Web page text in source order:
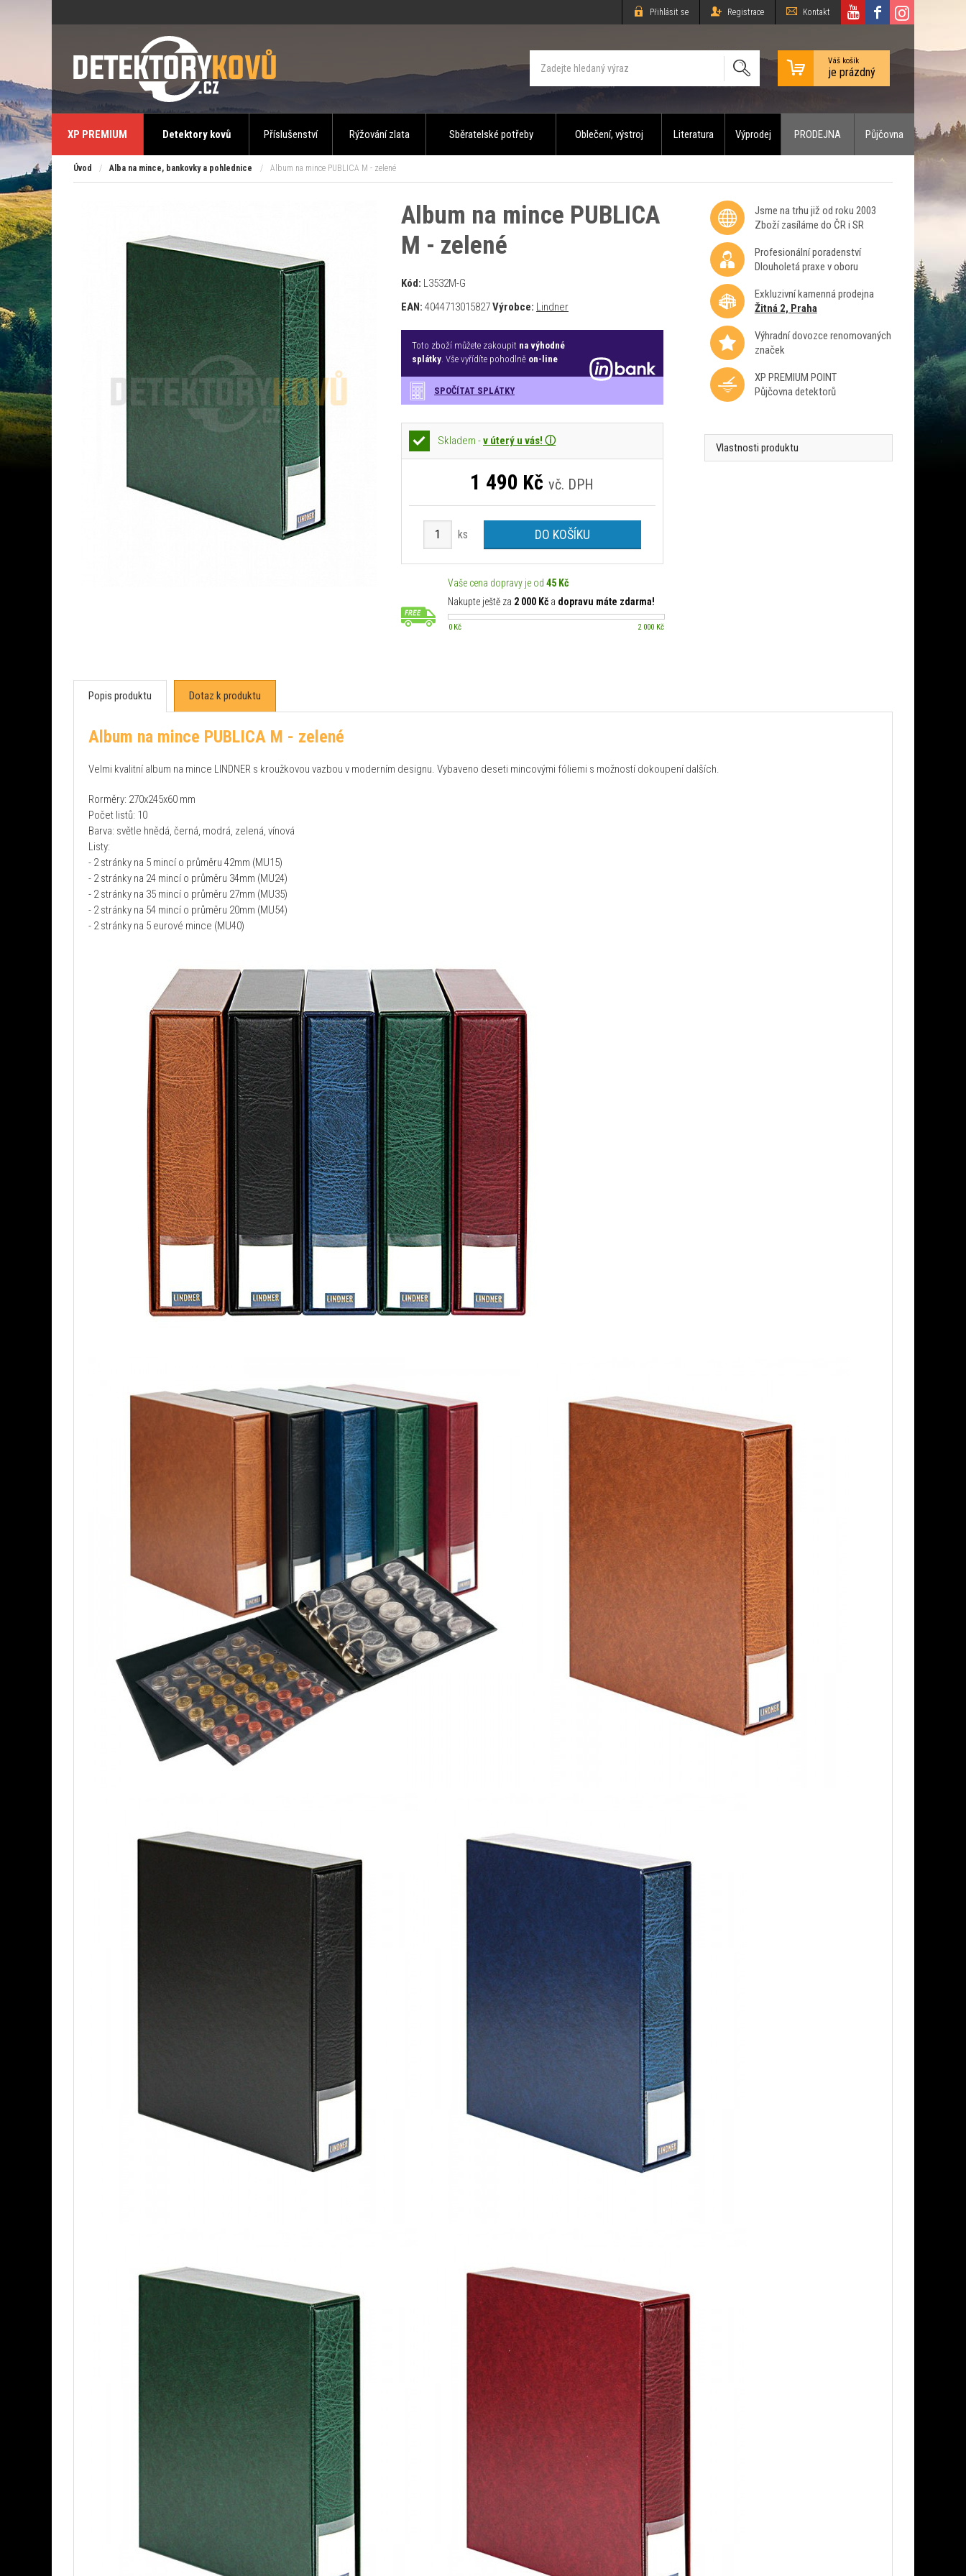
Přihlásit se Registrace Kontakt
Váš košík
je prázdný
XP PREMIUM Detektory kovů Příslušenství Rýžování zlata Sběratelské potřeby Oblečení, výstroj Literatura Výprodej PRODEJNA Půjčovna
Úvod / Alba na mince, bankovky a pohlednice / Album na mince PUBLICA M - zelené
Album na mince PUBLICA
M - zelené
Kód: L3532M-G
EAN: 4044713015827Výrobce: Lindner
Toto zboží můžete zakoupit na výhodné
splátky. Vše vyřídíte pohodlně on-line
SPOČÍTAT SPLÁTKY
Skladem -v úterý u vás! ⓘ
1 490 Kč vč. DPH
ks DO KOŠÍKU
Vaše cena dopravy je od 45 Kč
Nakupte ještě za 2 000 Kča dopravu máte zdarma!
0 Kč 2 000 Kč
Jsme na trhu již od roku 2003
Zboží zasíláme do ČR i SR
Profesionální poradenství
Dlouholetá praxe v oboru
Exkluzivní kamenná prodejna
Žitná 2, Praha
Výhradní dovozce renomovaných
značek
XP PREMIUM POINT
Půjčovna detektorů
Vlastnosti produktu
Popis produktu Dotaz k produktu
Album na mince PUBLICA M - zelené
Velmi kvalitní album na mince LINDNER s kroužkovou vazbou v moderním designu. Vybaveno deseti mincovými fóliemi s možností dokoupení dalších.
Rorměry: 270x245x60 mm
Počet listů: 10
Barva: světle hnědá, černá, modrá, zelená, vínová
Listy:
- 2 stránky na 5 mincí o průměru 42mm (MU15)
- 2 stránky na 24 mincí o průměru 34mm (MU24)
- 2 stránky na 35 mincí o průměru 27mm (MU35)
- 2 stránky na 54 mincí o průměru 20mm (MU54)
- 2 stránky na 5 eurové mince (MU40)